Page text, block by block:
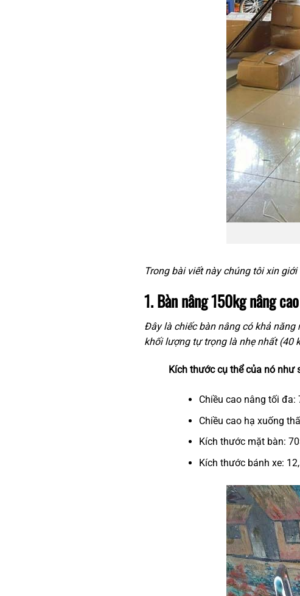
Trong bài viết này chúng tôi xin
1. Bàn nâng 150kg nâng
Đây là chiếc bàn nâng có khả
khối lượng tự trọng là nhẹ nhất (40
Kích thước cụ thể của nó như
Chiều cao nâng tối đa:
Chiều cao hạ xuống
Kích thước mặt bàn:
Kích thước bánh xe: